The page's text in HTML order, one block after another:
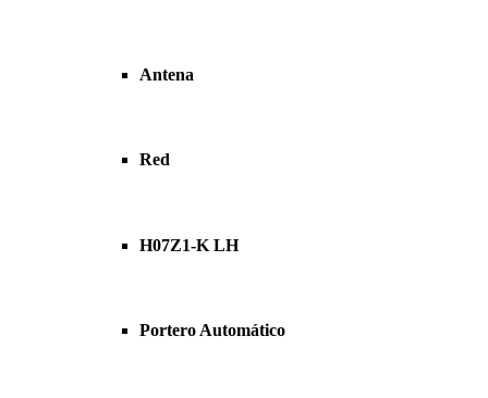
Antena
Red
H07Z1-K LH
Portero Automático